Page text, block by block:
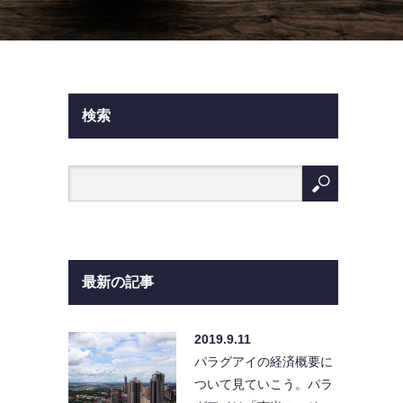
検索
最新の記事
2019.9.11
パラグアイの経済概要に
ついて見ていこう。パラ